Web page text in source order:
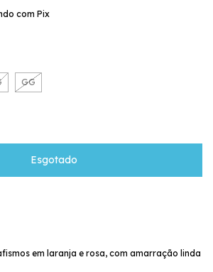
com Pix
GG
em laranja e rosa, com amarração linda